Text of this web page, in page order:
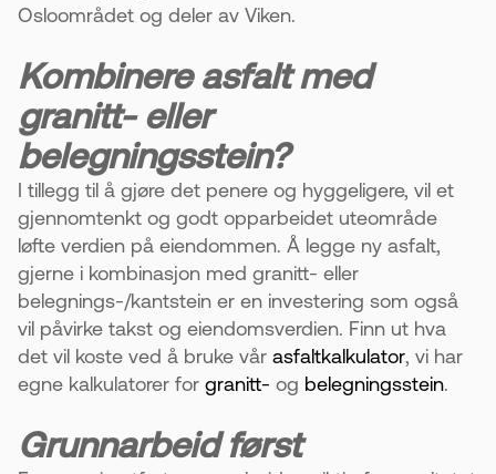
Osloområdet og deler av Viken.
Kombinere asfalt med
granitt- eller
belegningsstein?
I tillegg til å gjøre det penere og hyggeligere, vil et
gjennomtenkt og godt opparbeidet uteområde
løfte verdien på eiendommen. Å legge ny asfalt,
gjerne i kombinasjon med granitt- eller
belegnings-/kantstein er en investering som også
vil påvirke takst og eiendomsverdien. Finn ut hva
det vil koste ved å bruke vår asfaltkalkulator, vi har
egne kalkulatorer for granitt- og belegningsstein.
Grunnarbeid først